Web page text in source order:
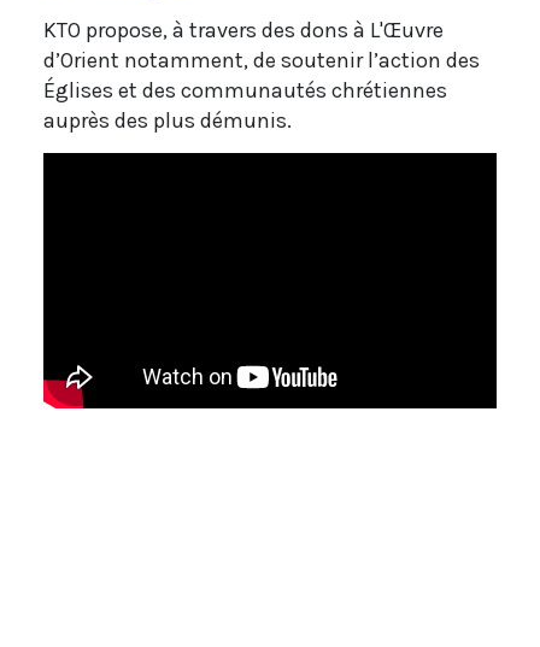
KTO propose, à travers des dons à L'Œuvre
d’Orient notamment, de soutenir l’action des
Églises et des communautés chrétiennes
auprès des plus démunis.